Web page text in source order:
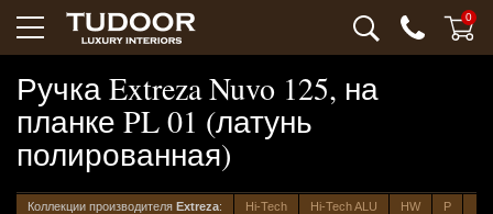
0
Ручка Extreza Nuvo 125, на
планке PL 01 (латунь
полированная)
Коллекции производителя Extreza: Hi-Tech Hi-Tech ALU HW
P